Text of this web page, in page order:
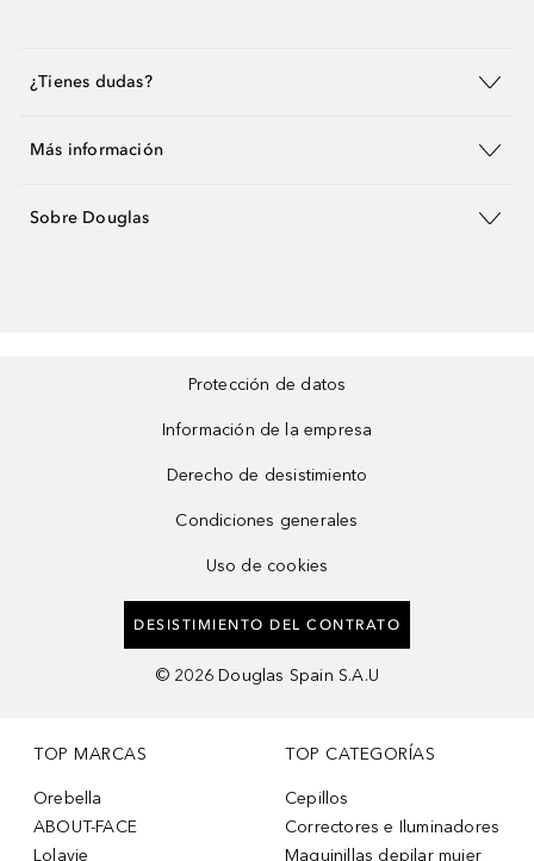
¿Tienes dudas?
Más información
Sobre Douglas
Protección de datos
Información de la empresa
Derecho de desistimiento
Condiciones generales
Uso de cookies
DESISTIMIENTO DEL CONTRATO
© 2026 Douglas Spain S.A.U
TOP MARCAS
Orebella
ABOUT-FACE
Lolavie
TOP CATEGORÍAS
Cepillos
Correctores e Iluminadores
Maquinillas depilar mujer